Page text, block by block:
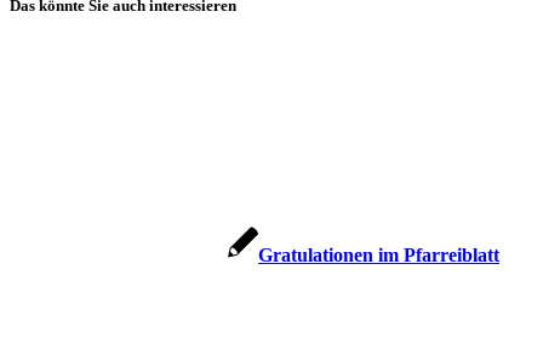
Das könnte Sie auch interessieren
Gratulationen im Pfarreiblatt